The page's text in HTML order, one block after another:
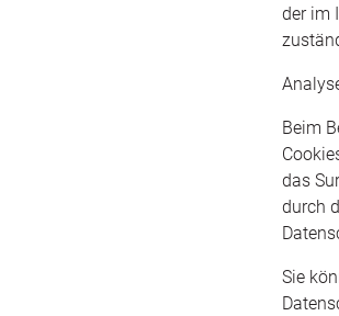
der im
Beim
das
durch
Sie